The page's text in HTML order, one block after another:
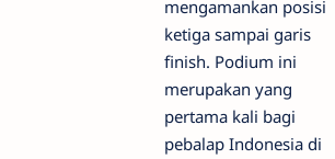
mengamankan posisi
ketiga sampai garis
finish. Podium ini
merupakan yang
pertama kali bagi
pebalap Indonesia di